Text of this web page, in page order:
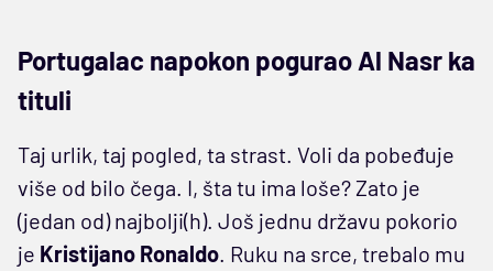
Portugalac napokon pogurao Al Nasr ka
tituli
Taj urlik, taj pogled, ta strast. Voli da pobeđuje
više od bilo čega. I, šta tu ima loše? Zato je
(jedan od) najbolji(h). Još jednu državu pokorio
je Kristijano Ronaldo. Ruku na srce, trebalo mu